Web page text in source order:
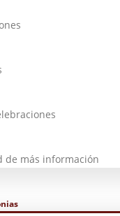
de más información